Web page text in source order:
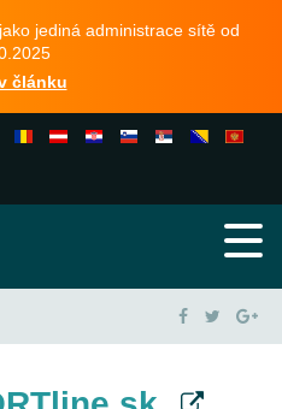
jediná administrace sítě od
článku